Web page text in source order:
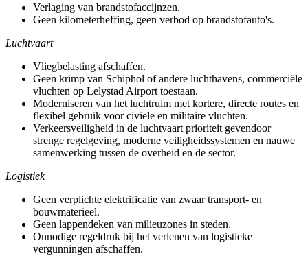
Verlaging van brandstofaccijnzen.
Geen kilometerheffing, geen verbod op brandstofauto's.
Luchtvaart
Vliegbelasting afschaffen.
Geen krimp van Schiphol of andere luchthavens, commerciële
vluchten op Lelystad Airport toestaan.
Moderniseren van het luchtruim met kortere, directe routes en
flexibel gebruik voor civiele en militaire vluchten.
Verkeersveiligheid in de luchtvaart prioriteit gevendoor
strenge regelgeving, moderne veiligheidssystemen en nauwe
samenwerking tussen de overheid en de sector.
Logistiek
Geen verplichte elektrificatie van zwaar transport- en
bouwmaterieel.
Geen lappendeken van milieuzones in steden.
Onnodige regeldruk bij het verlenen van logistieke
vergunningen afschaffen.